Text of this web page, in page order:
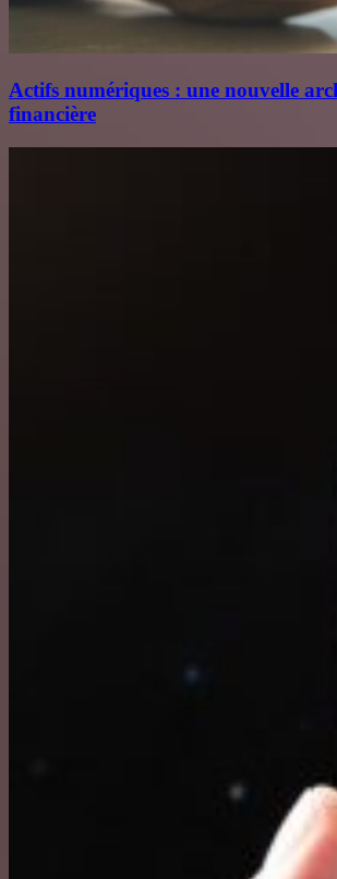
Actifs numériques : une nouvelle
financière